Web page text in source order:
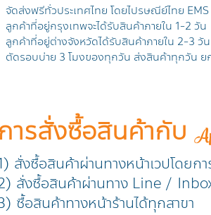
จัดส่งฟรีทั่วประเทศไทย โดยไปรษณีย์ไทย EMS
ลูกค้าที่อยู่กรุงเทพจะได้รับสินค้าภายใน 1-2 วัน
ลูกค้าที่อยู่ต่างจังหวัดได้รับสินค้าภายใน 2-3 วัน
ตัดรอบบ่าย 3 โมงของทุกวัน ส่งสินค้าทุกวัน ย
ารสั่งซื้อสินค้ากับ
สั่งซื้อสินค้าผ่านทางหน้าเวปโดยกา
สั่งซื้อสินค้าผ่านทาง Line /
ซื้อสินค้าทางหน้าร้านได้ทุกสาขา